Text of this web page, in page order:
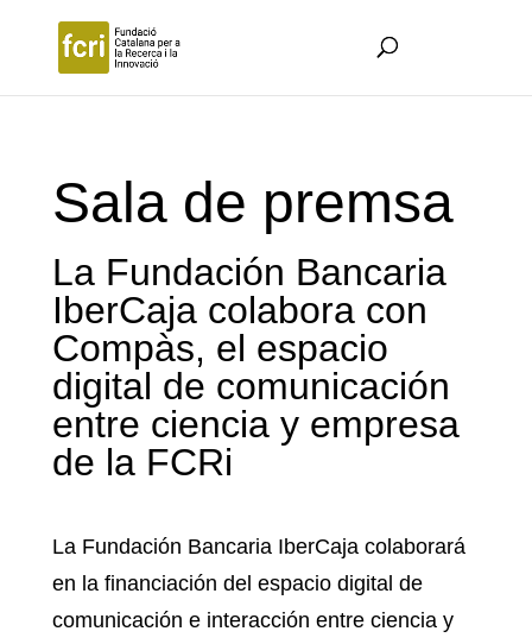
Sala de premsa
La Fundación Bancaria
IberCaja colabora con
Compàs, el espacio
digital de comunicación
entre ciencia y empresa
de la FCRi
La Fundación Bancaria IberCaja colaborará
en la financiación del espacio digital de
comunicación e interacción entre ciencia y